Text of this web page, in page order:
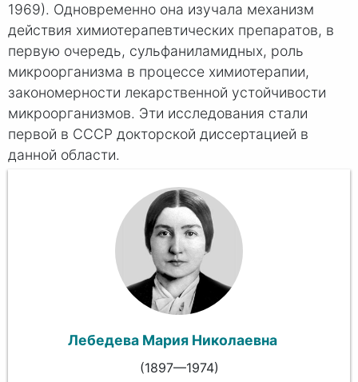
1969). Одновременно она изучала механизм
действия химиотерапевтических препаратов, в
первую очередь, сульфаниламидных, роль
микроорганизма в процессе химиотерапии,
закономерности лекарственной устойчивости
микроорганизмов. Эти исследования стали
первой в СССР докторской диссертацией в
данной области.
Лебедева Мария Николаевна
(1897—1974)